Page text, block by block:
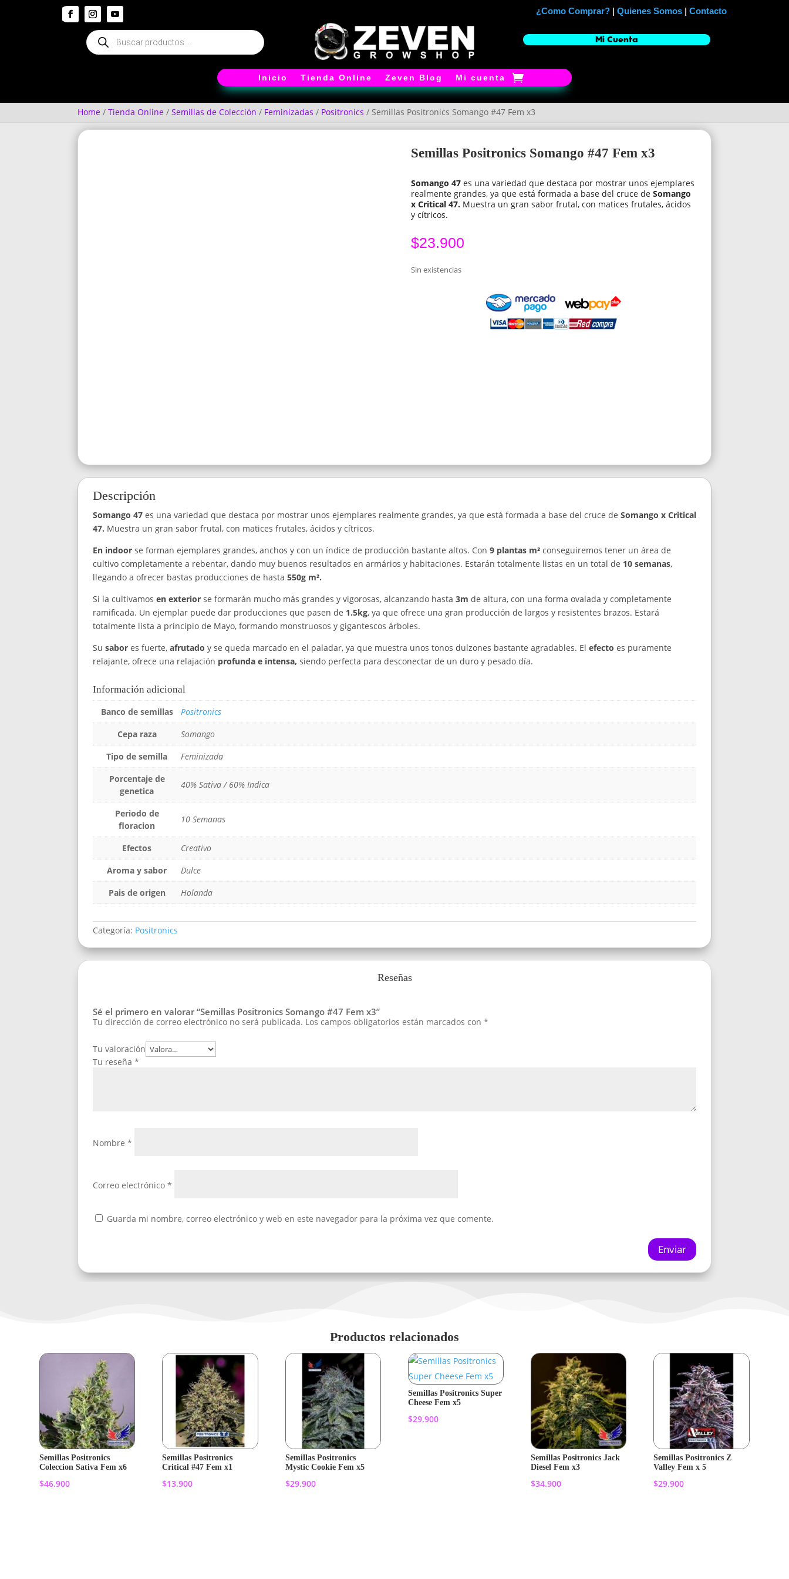
¿Como Comprar? |Quienes Somos |Contacto
Búsqueda
de
productos
Mi Cuenta
Inicio Tienda Online Zeven Blog Mi cuenta
Home / Tienda Online / Semillas de Colección / Feminizadas / Positronics / Semillas Positronics Somango #47 Fem x3
Semillas Positronics Somango #47 Fem x3
Somango 47 es una variedad que destaca por mostrar unos ejemplares
realmente grandes, ya que está formada a base del cruce deSomango
x Critical 47. Muestra un gran sabor frutal, con matices frutales, ácidos
y cítricos.
$23.900
Sin existencias
Descripción
Somango 47 es una variedad que destaca por mostrar unos ejemplares realmente grandes, ya que está formada a base del cruce de Somango x Critical
47. Muestra un gran sabor frutal, con matices frutales, ácidos y cítricos.
En indoor se forman ejemplares grandes, anchos y con un índice de producción bastante altos. Con 9 plantas m² conseguiremos tener un área de
cultivo completamente a rebentar, dando muy buenos resultados en armários y habitaciones. Estarán totalmente listas en un total de 10 semanas,
llegando a ofrecer bastas producciones de hasta 550g m².
Si la cultivamos en exterior se formarán mucho más grandes y vigorosas, alcanzando hasta 3m de altura, con una forma ovalada y completamente
ramificada. Un ejemplar puede dar producciones que pasen de 1.5kg, ya que ofrece una gran producción de largos y resistentes brazos. Estará
totalmente lista a principio de Mayo, formando monstruosos y gigantescos árboles.
Su sabor es fuerte, afrutado y se queda marcado en el paladar, ya que muestra unos tonos dulzones bastante agradables. El efecto es puramente
relajante, ofrece una relajación profunda e intensa, siendo perfecta para desconectar de un duro y pesado día.
Información adicional
Banco de semillas
Positronics
Cepa raza
Somango
Tipo de semilla
Feminizada
Porcentaje de
genetica
40% Sativa / 60% Indica
Periodo de
floracion
10 Semanas
Efectos
Creativo
Aroma y sabor
Dulce
Pais de origen
Holanda
Categoría: Positronics
Reseñas
Sé el primero en valorar “Semillas Positronics Somango #47 Fem x3”
Tu dirección de correo electrónico no será publicada. Los campos obligatorios están marcados con *
Tu valoración
Tu reseña *
Nombre *
Correo electrónico *
Guarda mi nombre, correo electrónico y web en este navegador para la próxima vez que comente.
Enviar
Productos relacionados
Semillas Positronics
Coleccion Sativa Fem x6
$46.900
Semillas Positronics
Critical #47 Fem x1
$13.900
Semillas Positronics
Mystic Cookie Fem x5
$29.900
Semillas Positronics Super
Cheese Fem x5
$29.900
Semillas Positronics Jack
Diesel Fem x3
$34.900
Semillas Positronics Z
Valley Fem x 5
$29.900